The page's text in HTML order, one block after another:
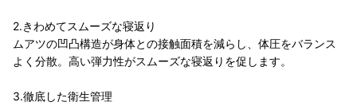
2.きわめてスムーズな寝返り
ムアツの凹凸構造が身体との接触面積を減らし、体圧をバランス
よく分散。高い弾力性がスムーズな寝返りを促します。
3.徹底した衛生管理